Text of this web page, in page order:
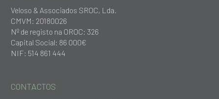
Veloso & Associados SROC, Lda.
CMVM: 20180026
Nº de registo na OROC: 326
Capital Social: 86 000€
NIF: 514 861 444
CONTACTOS